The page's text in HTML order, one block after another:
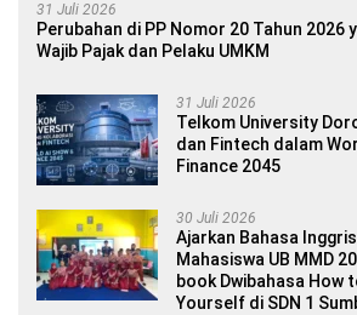
31 Juli 2026
Perubahan di PP Nomor 20 Tahun 2026
Wajib Pajak dan Pelaku UMKM
31 Juli 2026
Telkom University
dan Fintech dalam
Finance 2045
30 Juli 2026
Ajarkan Bahasa
Mahasiswa UB MMD
book Dwibahasa How
Yourself di SDN 1